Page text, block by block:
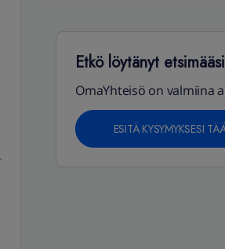
Etkö löytänyt
OmaYhteisö on valmiina
ESITÄ KYSYMYKSESI